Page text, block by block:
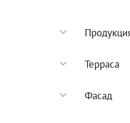
Садовый
Терраса
Террасная
Фасад